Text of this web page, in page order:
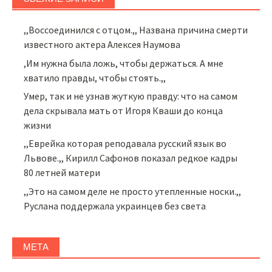
,,Воссоединился с отцом.,, Названа причина смерти
известного актера Алексея Наумова
,Им нужна была ложь, чтобы держаться. А мне
хватило правды, чтобы стоять.,,
Умер, так и не узнав жуткую правду: что на самом
дела скрывала мать от Игоря Кваши до конца
жизни
,,Еврейка которая реподавала русский язык во
Львове.,, Кирилл Сафонов показал редкое кадры
80 летней матери
,,Это на самом деле не просто утепленные носки.,,
Руслана поддержала украинцев без света
МЕТА